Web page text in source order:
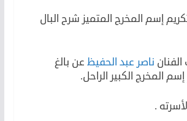
إسم المخرج المتميز شرح البال
ناصر عبد الحفيظعن بالغ
المخرج الكبير الراحل.
.